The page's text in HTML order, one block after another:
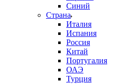
Синий
Страна
Италия
Испания
Россия
Китай
Португалия
ОАЭ
Турция